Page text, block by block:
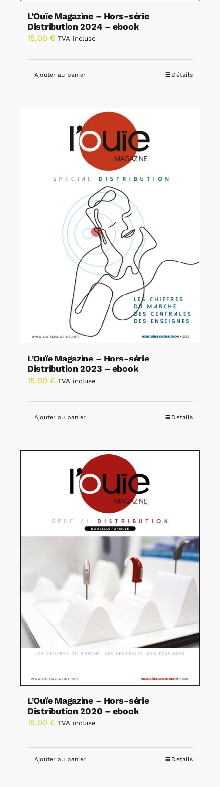
L’Ouïe Magazine – Hors-série
Distribution 2024 – ebook
15,00 € TVA incluse
Ajouter au panier Détails
L’Ouïe Magazine – Hors-série
Distribution 2023 – ebook
15,00 € TVA incluse
Ajouter au panier Détails
L’Ouïe Magazine – Hors-série
Distribution 2020 – ebook
15,00 € TVA incluse
Ajouter au panier Détails